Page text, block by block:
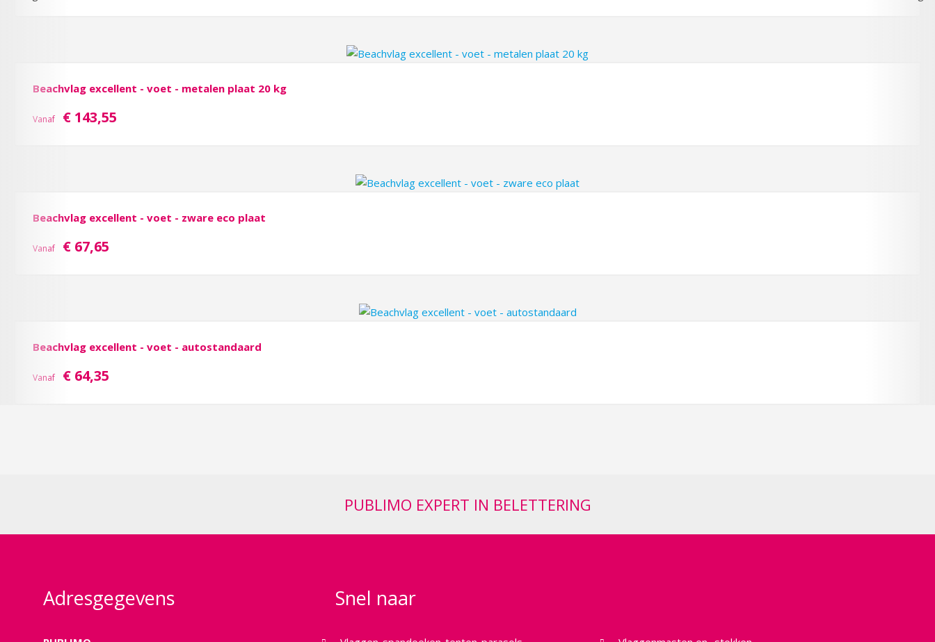
Beachvlag excellent - voet - metalen plaat 20 kg
Vanaf € 143,55
Beachvlag excellent - voet - zware eco plaat
Vanaf € 67,65
Beachvlag excellent - voet - autostandaard
Vanaf € 64,35
PUBLIMO EXPERT IN BELETTERING
Adresgegevens Snel naar